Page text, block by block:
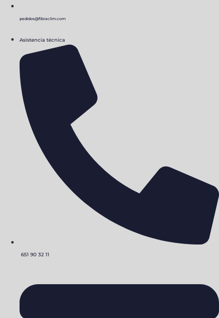
pedidos@fibraclim.com
Asistencia técnica
651 90 32 11